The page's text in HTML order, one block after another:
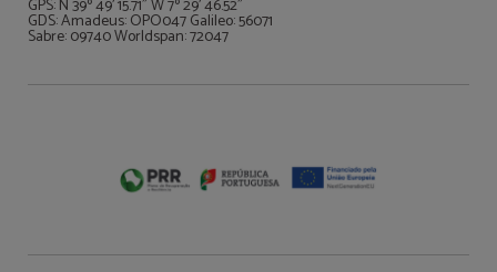
GPS: N 39º 49' 15.71" W 7º 29' 46.52"
GDS: Amadeus: OPO047 Galileo: 56071
Sabre: 09740 Worldspan: 72047